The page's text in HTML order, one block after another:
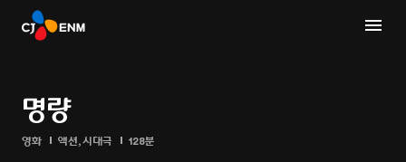
명량
영화 액션,시대극 128분